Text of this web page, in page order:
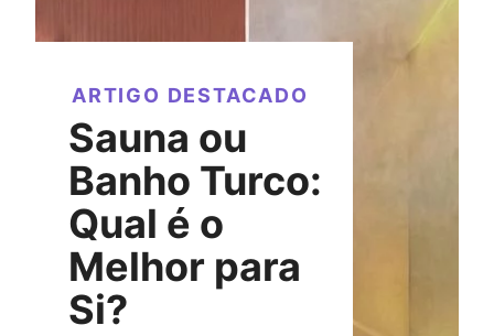
ARTIGO DESTACADO
Sauna ou
Banho Turco:
Qual é o
Melhor para
Si?